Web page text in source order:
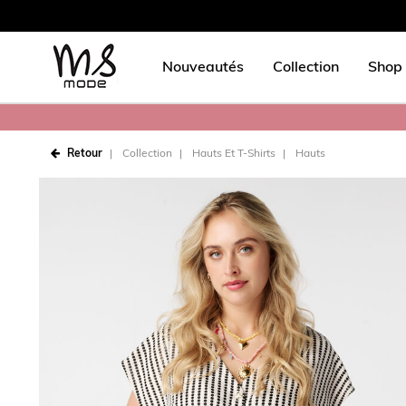
Nouveautés Collection
Retour Collection Hauts Et T-Shirts Hauts